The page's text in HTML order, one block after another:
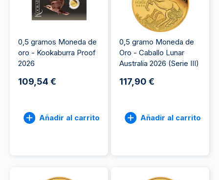
0,5 gramos Moneda de
oro - Kookaburra Proof
2026
109,54 €
Añadir al carrito
0,5 gramo Moneda de
Oro - Caballo Lunar
Australia 2026 (Serie III)
117,90 €
Añadir al carrito